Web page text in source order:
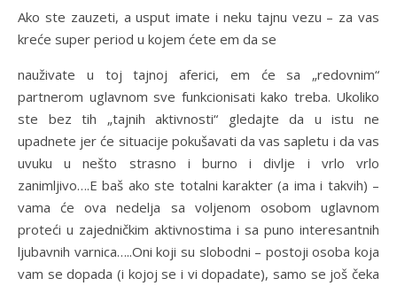
Ako ste zauzeti, a usput imate i neku tajnu vezu – za vas
kreće super period u kojem ćete em da se
nauživate u toj tajnoj aferici, em će sa „redovnim“
partnerom uglavnom sve funkcionisati kako treba. Ukoliko
ste bez tih „tajnih aktivnosti“ gledajte da u istu ne
upadnete jer će situacije pokušavati da vas sapletu i da vas
uvuku u nešto strasno i burno i divlje i vrlo vrlo
zanimljivo….E baš ako ste totalni karakter (a ima i takvih) –
vama će ova nedelja sa voljenom osobom uglavnom
proteći u zajedničkim aktivnostima i sa puno interesantnih
ljubavnih varnica…..Oni koji su slobodni – postoji osoba koja
vam se dopada (i kojoj se i vi dopadate), samo se još čeka